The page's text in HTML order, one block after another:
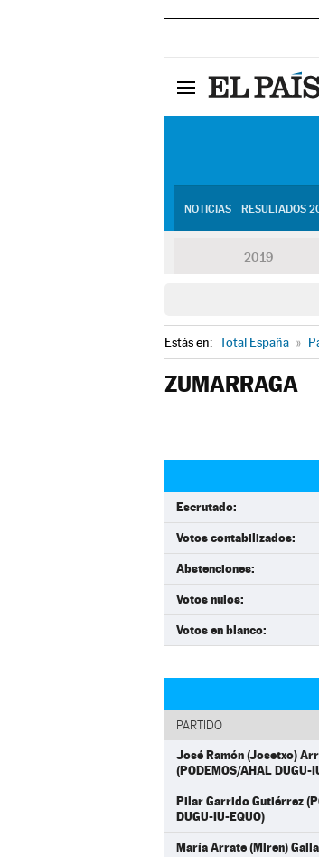
NOTICIAS RESULTADOS
2019
Estás en: Total España »
ZUMARRAGA
Escrutado:
Votos contabilizados:
Abstenciones:
Votos nulos:
Votos en blanco:
PARTIDO
José Ramón (Josetxo)
(PODEMOS/AHAL DUGU-
Pilar Garrido Gutiérrez
DUGU-IU-EQUO)
María Arrate (Miren)